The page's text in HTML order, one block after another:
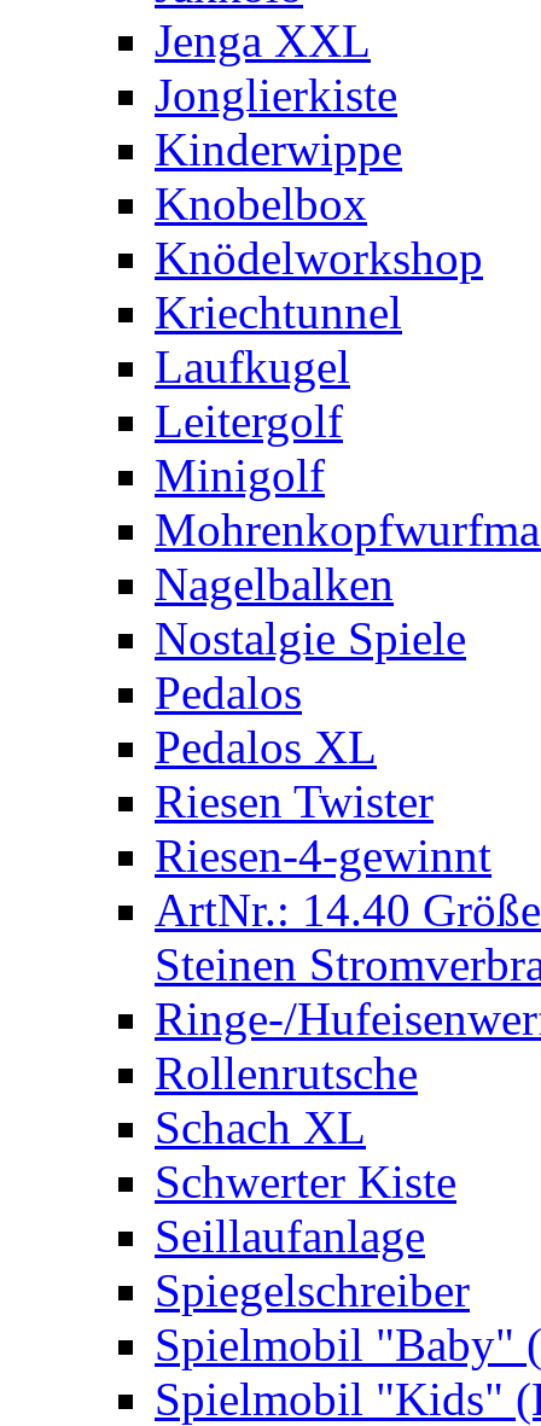
Jenga XXL
Jonglierkiste
Kinderwippe
Knobelbox
Knödelworkshop
Kriechtunnel
Laufkugel
Leitergolf
Minigolf
Nagelbalken
Nostalgie Spiele
Pedalos
Pedalos XL
Riesen Twister
Riesen-4-gewinnt
ArtNr.: 14.40
Steinen
Ringe-/
Rollenrutsche
Schach XL
Schwerter Kiste
Seillaufanlage
Spiegelschreiber
Spielmobil "Baby"
Spielmobil "Kids"